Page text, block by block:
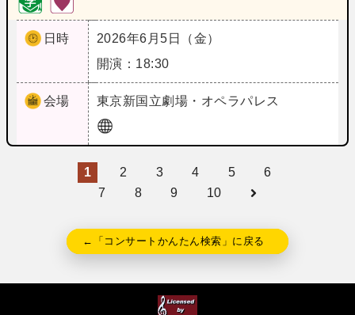
日時
2026年6月5日（金）
開演：18:30
会場 東京新国立劇場・オペラパレス
1 2 3 4 5
6
7
8 9 10
←「コンサートかんたん検索」に戻る